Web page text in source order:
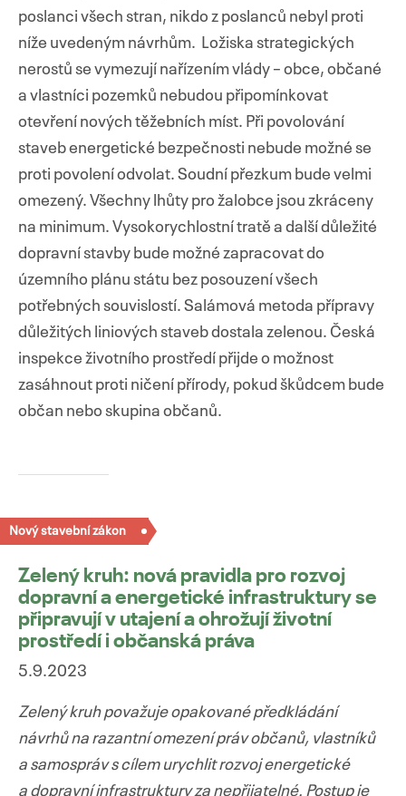
poslanci všech stran, nikdo z poslanců nebyl proti
níže uvedeným návrhům. Ložiska strategických
nerostů se vymezují nařízením vlády – obce, občané
a vlastníci pozemků nebudou připomínkovat
otevření nových těžebních míst. Při povolování
staveb energetické bezpečnosti nebude možné se
proti povolení odvolat. Soudní přezkum bude velmi
omezený. Všechny lhůty pro žalobce jsou zkráceny
na minimum. Vysokorychlostní tratě a další důležité
dopravní stavby bude možné zapracovat do
územního plánu státu bez posouzení všech
potřebných souvislostí. Salámová metoda přípravy
důležitých liniových staveb dostala zelenou. Česká
inspekce životního prostředí přijde o možnost
zasáhnout proti ničení přírody, pokud škůdcem bude
občan nebo skupina občanů.
Nový stavební zákon
Zelený kruh: nová pravidla pro rozvoj
dopravní a energetické infrastruktury se
připravují v utajení a ohrožují životní
prostředí i občanská práva
5.9.2023
Zelený kruh považuje opakované předkládání
návrhů na razantní omezení práv občanů, vlastníků
a samospráv s cílem urychlit rozvoj energetické
a dopravní infrastruktury za nepřijatelné. Postup je